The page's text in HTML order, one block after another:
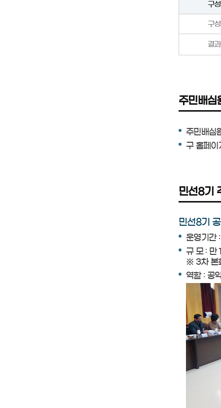
구성
구성
결과
주민배심
주민배심
구 홈페이
민선8기
민선8기
운영기간
규 모 : 만
※ 3차 본
역할 : 공